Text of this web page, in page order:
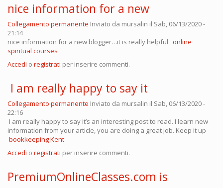
nice information for a new
Collegamento permanente Inviato da mursalin il Sab, 06/13/2020 -
21:14
nice information for a new blogger…it is really helpful online
spiritual courses
Accedi o registrati per inserire commenti.
I am really happy to say it
Collegamento permanente Inviato da mursalin il Sab, 06/13/2020 -
22:16
I am really happy to say it’s an interesting post to read. I learn new
information from your article, you are doing a great job. Keep it up
bookkeeping Kent
Accedi o registrati per inserire commenti.
PremiumOnlineClasses.com is